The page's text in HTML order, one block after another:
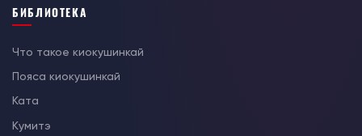
БИБЛИОТЕКА
Что такое киокушинкай
Пояса киокушинкай
Ката
Кумитэ